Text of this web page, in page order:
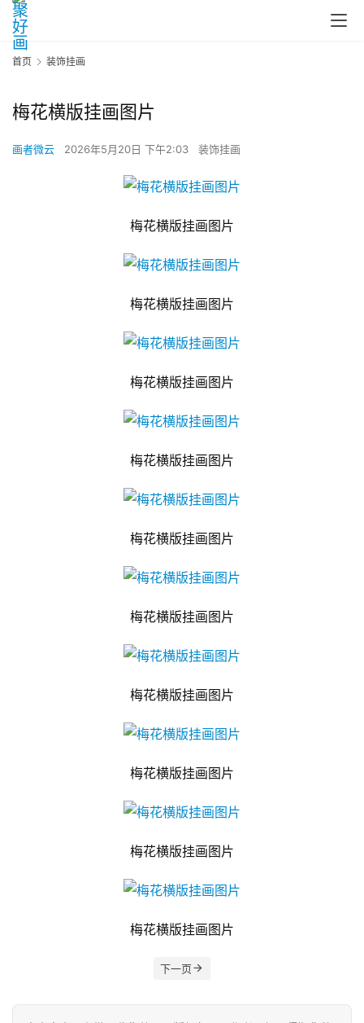
首页 装饰挂画
梅花横版挂画图片
画者微云 2026年5月20日 下午2:03 装饰挂画
梅花横版挂画图片
梅花横版挂画图片
梅花横版挂画图片
梅花横版挂画图片
梅花横版挂画图片
梅花横版挂画图片
梅花横版挂画图片
梅花横版挂画图片
梅花横版挂画图片
梅花横版挂画图片
下一页